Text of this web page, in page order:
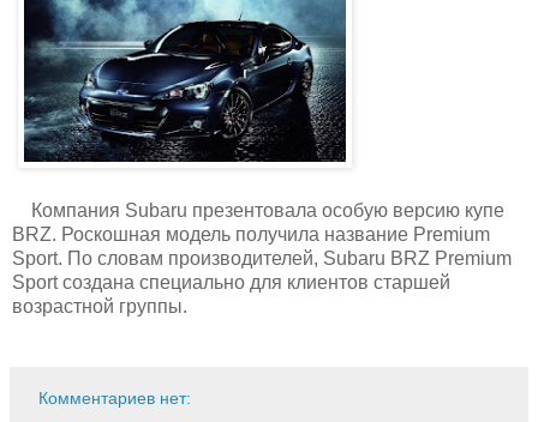
Компания Subaru презентовала особую версию купе
BRZ. Роскошная модель получила название Premium
Sport. По словам производителей, Subaru BRZ Premium
Sport создана специально для клиентов старшей
возрастной группы.
Комментариев нет: